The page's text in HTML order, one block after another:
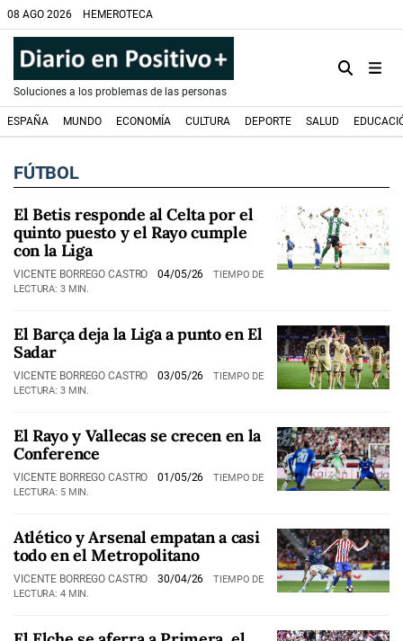
08 AGO 2026 HEMEROTECA
Soluciones a los problemas de las personas
ESPAÑA MUNDO ECONOMÍA CULTURA DEPORTE SALUD
FÚTBOL
El Betis responde al Celta por el
quinto puesto y el Rayo cumple
con la Liga
VICENTE BORREGO CASTRO 04/05/26
TIEMPO DE
LECTURA: 3 MIN.
El Barça deja la Liga a punto en El
Sadar
VICENTE BORREGO CASTRO 03/05/26
TIEMPO DE
LECTURA: 3 MIN.
El Rayo y Vallecas se crecen en la
Conference
VICENTE BORREGO CASTRO 01/05/26
TIEMPO DE
LECTURA: 5 MIN.
Atlético y Arsenal empatan a casi
todo en el Metropolitano
VICENTE BORREGO CASTRO 30/04/26
TIEMPO DE
LECTURA: 4 MIN.